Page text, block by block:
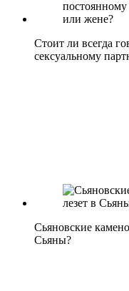
Стоит ли всегда
сексуальному
Сьяновские
Сьяны?